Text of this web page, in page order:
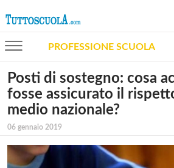
PROFESSIONE SCUOLA
Posti di sostegno: cosa
fosse assicurato il
medio nazionale?
06 gennaio 2019